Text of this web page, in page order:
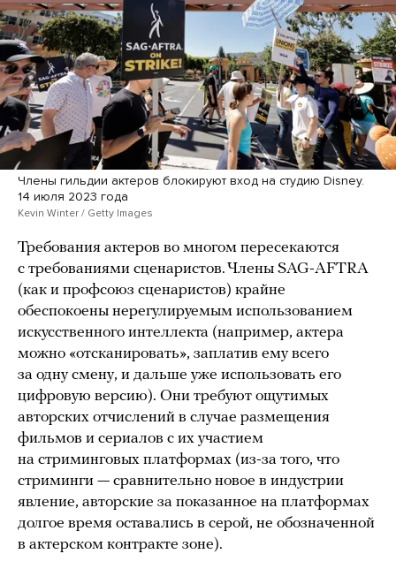
Члены гильдии актеров блокируют вход на студию Disney.
14 июля 2023 года
Kevin Winter / Getty Images
Требования актеров во многом пересекаются
с требованиями сценаристов. Члены SAG-AFTRA
(как и профсоюз сценаристов) крайне
обеспокоены нерегулируемым использованием
искусственного интеллекта (например, актера
можно «отсканировать», заплатив ему всего
за одну смену, и дальше уже использовать его
цифровую версию). Они требуют ощутимых
авторских отчислений в случае размещения
фильмов и сериалов с их участием
на стриминговых платформах (из-за того, что
стриминги — сравнительно новое в индустрии
явление, авторские за показанное на платформах
долгое время оставались в серой, не обозначенной
в актерском контракте зоне).